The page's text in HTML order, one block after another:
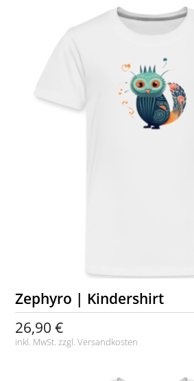
Zephyro | Kindershirt
26,90 €
inkl. MwSt. zzgl.Versandkosten